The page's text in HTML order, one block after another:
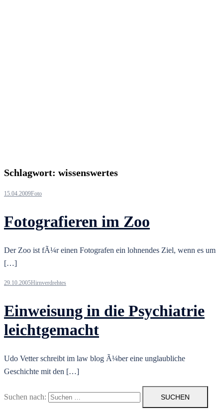
Schlagwort: wissenswertes
15.04.2009Foto
Fotografieren im Zoo
Der Zoo ist fÃ¼r einen Fotografen ein lohnendes Ziel, wenn es um
[…]
29.10.2005Hirnverdrehtes
Einweisung in die Psychiatrie
leichtgemacht
Udo Vetter schreibt im law blog Ã¼ber eine unglaubliche
Geschichte mit den […]
Suchen nach: